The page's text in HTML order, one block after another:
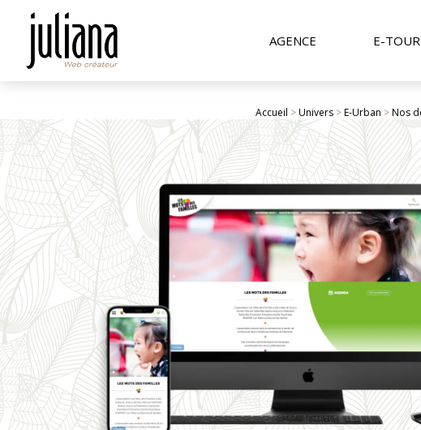
AGENCE E-
Accueil >Univers >E-Urban >Nos